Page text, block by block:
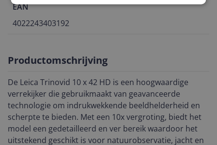
EAN
4022243403192
Productomschrijving
De Leica Trinovid 10 x 42 HD is een hoogwaardige
verrekijker die gebruikmaakt van geavanceerde
technologie om indrukwekkende beeldhelderheid en
scherpte te bieden. Met een 10x vergroting, biedt het
model een gedetailleerd en ver bereik waardoor het
uitstekend geschikt is voor natuurobservatie, jacht en